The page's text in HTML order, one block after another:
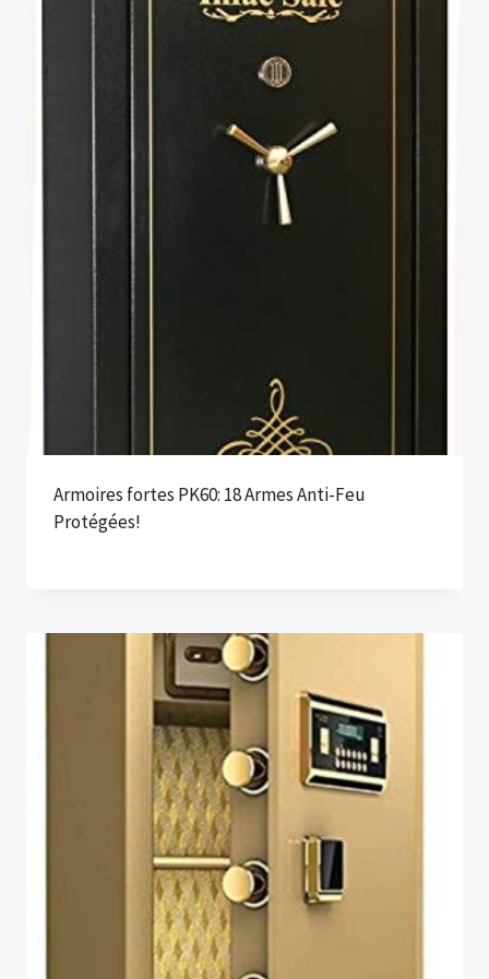
Armoires fortes PK60: 18 Armes Anti-Feu
Protégées!